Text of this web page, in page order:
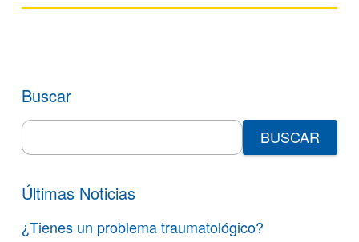
Buscar
Search
for:
Últimas Noticias
¿Tienes un problema traumatológico?